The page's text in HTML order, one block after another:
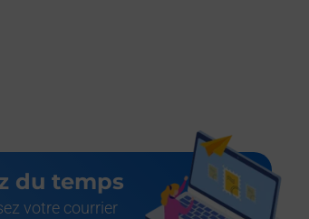
du temps
votre courrier